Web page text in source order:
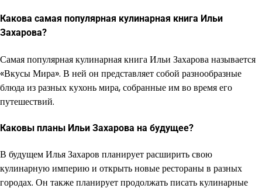
Какова самая популярная кулинарная книга Ильи
Захарова?
Самая популярная кулинарная книга Ильи Захарова называется
«Вкусы Мира». В ней он представляет собой разнообразные
блюда из разных кухонь мира, собранные им во время его
путешествий.
Каковы планы Ильи Захарова на будущее?
В будущем Илья Захаров планирует расширить свою
кулинарную империю и открыть новые рестораны в разных
городах. Он также планирует продолжать писать кулинарные